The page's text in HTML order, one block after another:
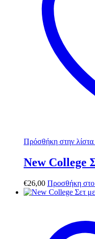
Πρόσθήκη στην λίστα
New College
€26,00 Προσθήκη στο